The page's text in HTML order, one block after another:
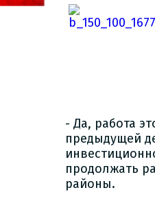
- Да, работа
предыдущей
продолжать
районы.